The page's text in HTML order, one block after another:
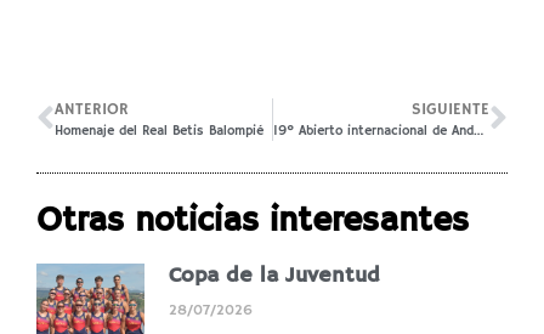
ANTERIOR
Homenaje del Real Betis Balompié
SIGUIENTE
19º Abierto internacional de Andalucía
Otras noticias interesantes
Copa de la Juventud
28/07/2026